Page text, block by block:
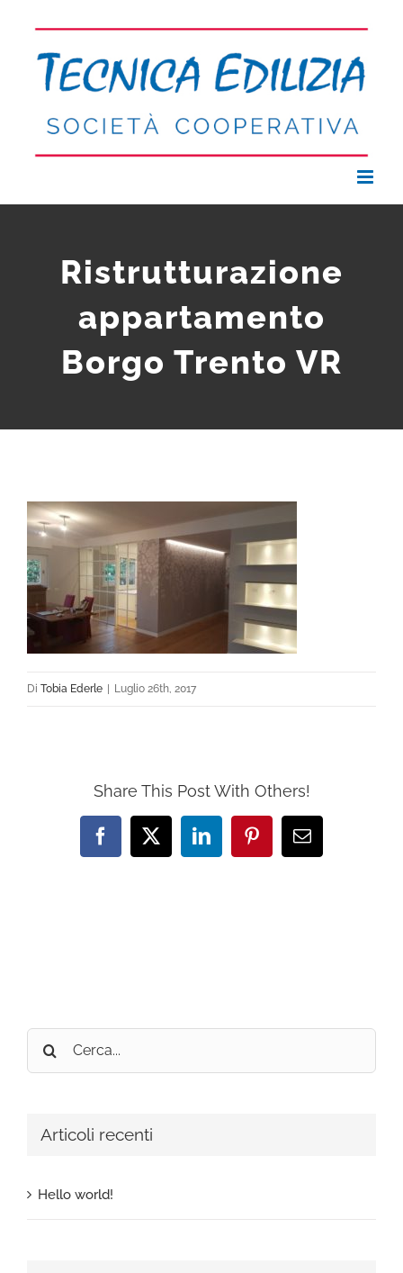
contenuto
Ristrutturazione
appartamento
Borgo Trento VR
Di Tobia Ederle Luglio 26th, 2017
Share This Post With Others!
Facebook
X LinkedInPinterestEmail
Cerca
per:
Articoli recenti
Hello world!